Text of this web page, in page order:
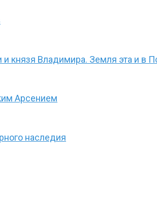
князя Владимира. Земля эта и в
Арсением
наследия